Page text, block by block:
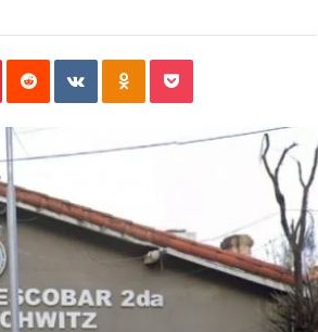
PinterestReddit VKontakteOdnoklassniki
Pocket